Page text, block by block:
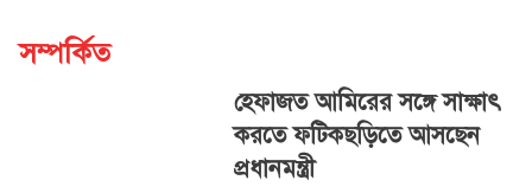
সম্পর্কিত
হেফাজত আমিরের সঙ্গে সাক্ষাৎ
করতে ফটিকছড়িতে আসছেন
প্রধানমন্ত্রী